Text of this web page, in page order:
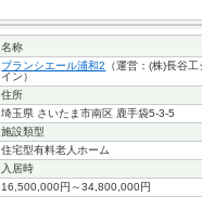
名称
ブランシエール浦和2
（運営：(株)長谷
イン）
住所
埼玉県 さいたま市南区 鹿手袋5-3-5
施設類型
住宅型有料老人ホーム
入居時
16,500,000円～34,800,000円